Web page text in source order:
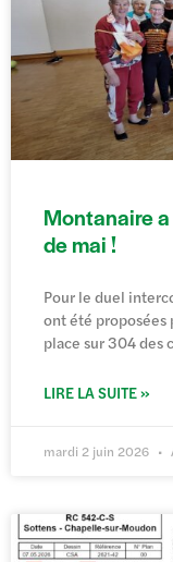
Montanaire
de mai !
Pour le duel
ont été proposées
place sur 304 des
LIRE LA SUITE »
mardi 2 juin 2026